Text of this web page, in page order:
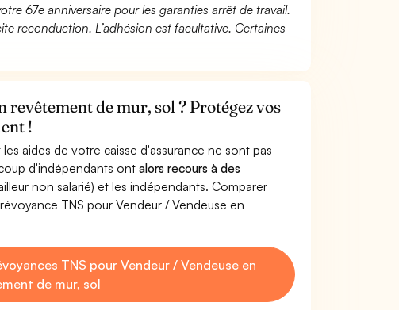
67e anniversaire pour les garanties arrêt de travail.
reconduction. L’adhésion est facultative. Certaines
revêtement de mur, sol ? Protégez vos
!
aides de votre caisse d'assurance ne sont pas
d'indépendants ont alors recours à des
non salarié) et les indépendants. Comparer
TNS pour Vendeur / Vendeuse en
TNS pour Vendeur / Vendeuse en
de mur, sol